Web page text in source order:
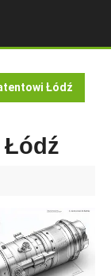
Łódź